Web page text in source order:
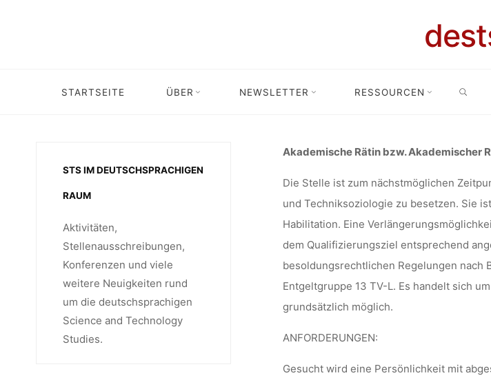
STARTSEITE ÜBER NEWSLETTER RESSOURCEN
(100%) ALS
RÄTIN BZW.
RAT AUF
Stellenangebot
Stellenangebot: Postdoc Stelle im Bereich Science and Technology Studies
(m/w/d), TU
Akademische Rätin bzw. Akademischer
Die Stelle ist zum nächstmöglichen
und Techniksoziologie zu besetzen. Sie
Habilitation. Eine
dem Qualifizierungsziel entsprechend
besoldungsrechtlichen Regelungen nach
Entgeltgruppe 13 TV-L. Es handelt sich
grundsätzlich möglich.
ANFORDERUNGEN:
Gesucht wird eine Persönlichkeit mit
STS IM DEUTSCHSPRACHIGEN
RAUM
Aktivitäten,
Stellenausschreibungen,
Konferenzen und viele
weitere Neuigkeiten rund
um die deutschsprachigen
Science and Technology
Studies.